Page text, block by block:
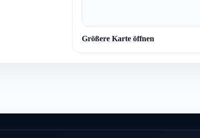
Größere Karte öffnen